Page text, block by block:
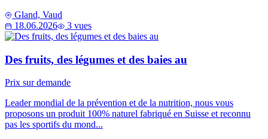
Gland, Vaud
18.06.2026
3 vues
Des fruits, des légumes et des baies au
Prix sur demande
Leader mondial de la prévention et de la nutrition, nous vous
proposons un produit 100% naturel fabriqué en Suisse et reconnu
pas les sportifs du mond...